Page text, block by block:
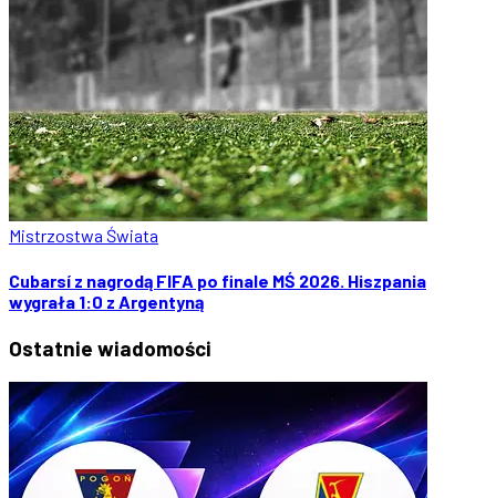
Mistrzostwa Świata
Cubarsí z nagrodą FIFA po finale MŚ 2026. Hiszpania
wygrała 1:0 z Argentyną
Ostatnie wiadomości